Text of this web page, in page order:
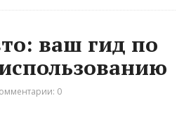
ваш гид по
0